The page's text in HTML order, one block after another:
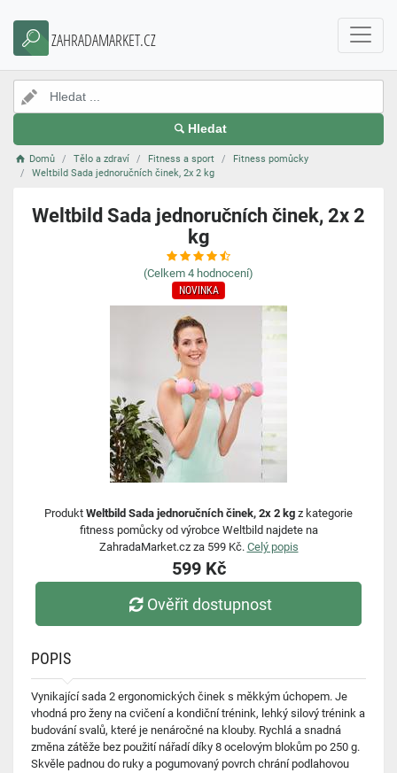
ZAHRADAMARKET.CZ
Hledat
Domů Tělo a zdraví Fitness a sport
Fitness pomůcky
Weltbild Sada jednoručních činek, 2x 2 kg
Weltbild Sada jednoručních činek, 2x 2
kg
(Celkem 4 hodnocení)
NOVINKA
Produkt Weltbild Sada jednoručních činek, 2x 2 kg z kategorie
fitness pomůcky od výrobce Weltbild najdete na
ZahradaMarket.cz za 599 Kč. Celý popis
599 Kč
Ověřit dostupnost
POPIS
Vynikající sada 2 ergonomických činek s měkkým úchopem. Je
vhodná pro ženy na cvičení a kondiční trénink, lehký silový trénink a
budování svalů, které je nenáročné na klouby. Rychlá a snadná
změna zátěže bez použití nářadí díky 8 ocelovým blokům po 250 g.
Skvěle padnou do ruky a pogumovaný povrch chrání podlahovou